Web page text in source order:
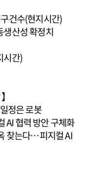
건수(현지시간)
생산성 확정치
시간)
정은 로봇
AI 협력 방안 구체화
찾는다…피지컬 AI